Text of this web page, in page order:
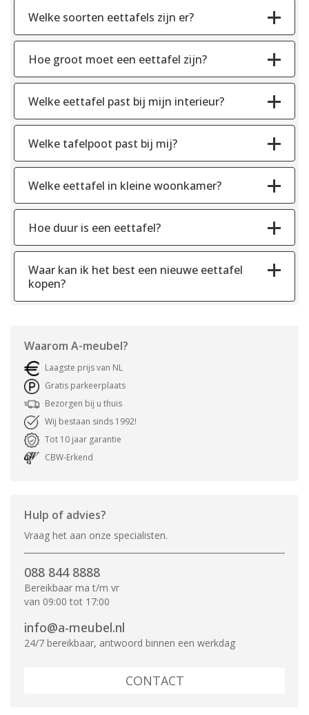
Welke soorten eettafels zijn er?
Hoe groot moet een eettafel zijn?
Welke eettafel past bij mijn interieur?
Welke tafelpoot past bij mij?
Welke eettafel in kleine woonkamer?
Hoe duur is een eettafel?
Waar kan ik het best een nieuwe eettafel
kopen?
Waarom A-meubel?
Laagste prijs van NL
Gratis parkeerplaats
Bezorgen bij u thuis
Wij bestaan sinds 1992!
Tot 10 jaar garantie
CBW-Erkend
Hulp of advies?
Vraag het aan onze specialisten.
088 844 8888
Bereikbaar ma t/m vr
van 09:00 tot 17:00
info@a-meubel.nl
24/7 bereikbaar, antwoord binnen een werkdag
CONTACT